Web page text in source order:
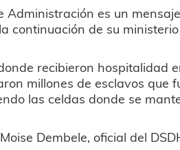
Administración es un
continuación de su
recibieron hospitalidad
millones de esclavos que
las celdas donde se
Dembele, oficial del